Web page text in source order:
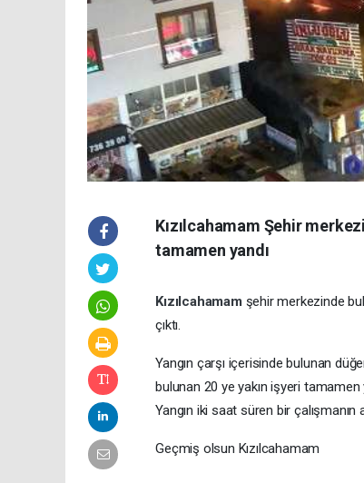
Kızılcahamam Şehir
tamamen yandı
Kızılcahamam şehir merkezinde
çıktı.
Yangın çarşı içerisinde bulunan
bulunan 20 ye yakın işyeri
Yangın iki saat süren bir çalışmanın
Geçmiş olsun Kızılcahamam